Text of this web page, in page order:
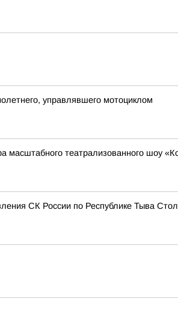
управлявшего мотоциклом
масштабного театрализованного шоу
СК России по Республике Тыва